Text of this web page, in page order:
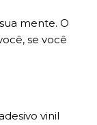
mente. O
se você
vinil